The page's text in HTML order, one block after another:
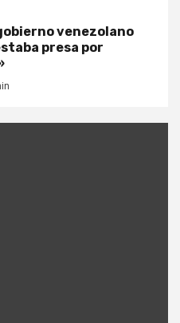
venezolano
presa por